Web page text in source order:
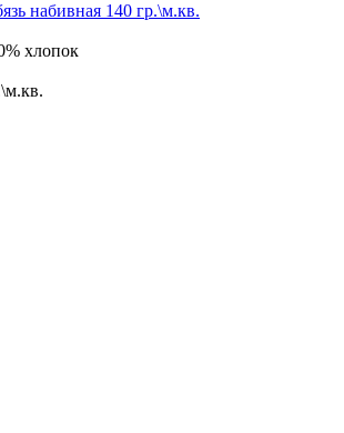
набивная 140 гр.\м.кв.
хлопок